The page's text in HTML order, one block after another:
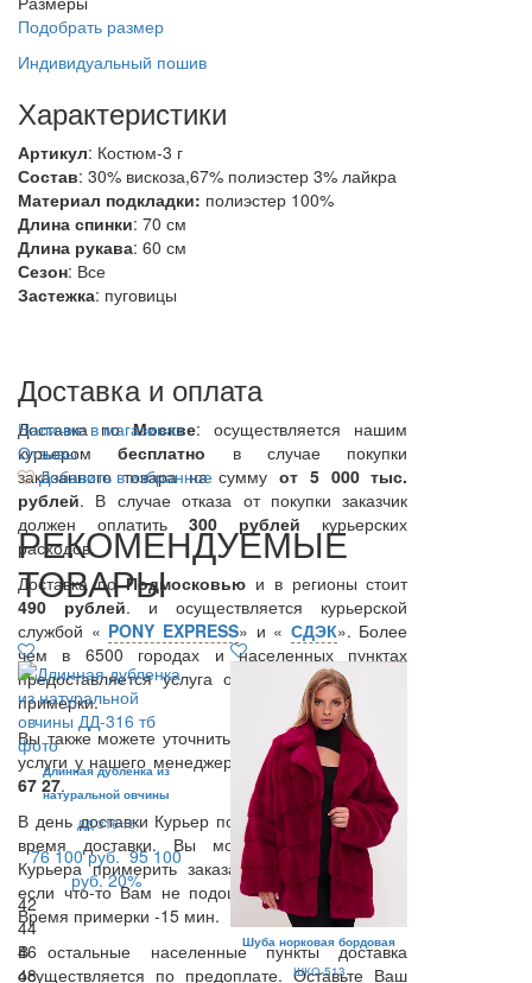
Подобрать размер
Индивидуальный пошив
Характеристики
Артикул: Костюм-3 г
Состав: 30% вискоза,67% полиэстер 3% лайкра
Материал подкладки: полиэстер 100%
Длина спинки: 70 см
Длина рукава: 60 см
Сезон: Все
Застежка: пуговицы
Доставка и оплата
Доставка поМоскве: осуществляется нашим
курьеромбесплатно в случае покупки
заказанного товара на суммуот 5 000 тыс.
рублей. В случае отказа от покупки заказчик
должен оплатить300 рублей курьерских
расходов.
Доставка поПодмосковью и в регионы стоит
490 рублей. и осуществляется курьерской
службой « PONY EXPRESS» и « СДЭК». Более
чем в 6500 городах и населенных пунктах
предоставляется услуга оплаты курьеру после
примерки.
Вы также можете уточнить возможность данной
услуги у нашего менеджера по тел.:8 (495) 409
67 27.
В день доставки Курьер позвонит Вам и уточнит
время доставки. Вы можете в присутствии
Курьера примерить заказанные Вами вещи, и
если что-то Вам не подошло, вернуть курьеру.
Время примерки -15 мин.
В остальные населенные пункты доставка
осуществляется по предоплате. Оставьте Ваш
Наличие в магазинах
Отзывы
Добавить в избранное
РЕКОМЕНДУЕМЫЕ
ТОВАРЫ
Длинная дубленка из
натуральной овчины
ДД-316 тб
76 100 руб. 95 100
руб. 20%
42
44
46
48
Шуба норковая бордовая
ШКО-513